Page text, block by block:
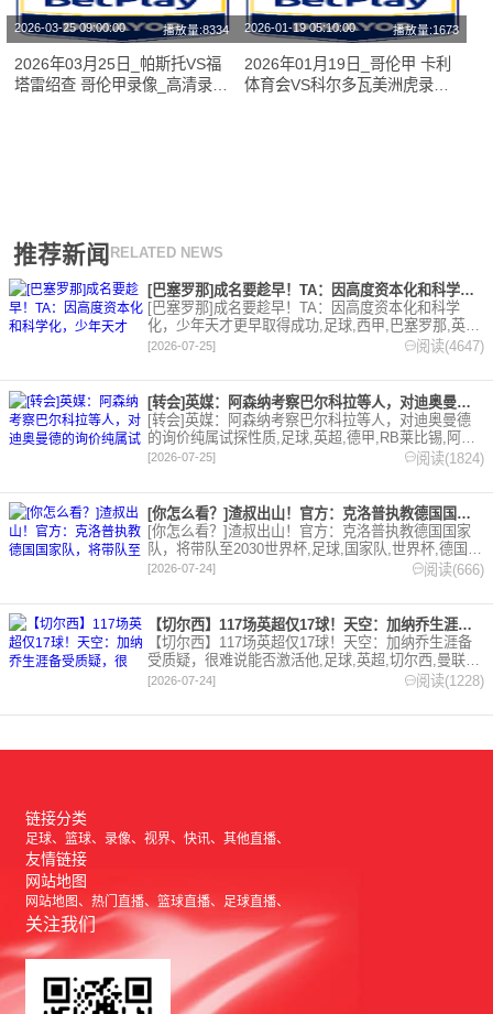
2026-03-25 09:00:00 播放量:8334
2026年03月25日_帕斯托VS福
塔雷绍查 哥伦甲录像_高清录像
2026-01-19 05:10:00 播放量:1673
2026年01月19日_哥伦甲 卡利
体育会VS科尔多瓦美洲虎录像_
推荐新闻 RELATED NEWS
[巴塞罗那]成名要趁早！TA：因高度资本化和科学化，少年天才
[巴塞罗那]成名要趁早！TA：因高度资本化和科学
化，少年天才更早取得成功,足球,西甲,巴塞罗那,英
超,意甲,德甲,法甲。欢迎收藏本站，24小时为你更新
[2026-07-25] 阅读(4647)
[转会]英媒：阿森纳考察巴尔科拉等人，对迪奥曼德的询价纯属试
[转会]英媒：阿森纳考察巴尔科拉等人，对迪奥曼德
的询价纯属试探性质,足球,英超,德甲,RB莱比锡,阿森
纳,转会,法甲,巴黎圣日耳曼。欢迎收藏本站，24小时
[2026-07-25] 阅读(1824)
[你怎么看？]渣叔出山！官方：克洛普执教德国国家队，将带队至
[你怎么看？]渣叔出山！官方：克洛普执教德国国家
队，将带队至2030世界杯,足球,国家队,世界杯,德国,
克洛普,利物浦。欢迎收藏本站，24小时为你更新最新
[2026-07-24] 阅读(666)
【切尔西】117场英超仅17球！天空：加纳乔生涯备受质疑，很
【切尔西】117场英超仅17球！天空：加纳乔生涯备
受质疑，很难说能否激活他,足球,英超,切尔西,曼联,
阿斯顿维拉。欢迎收藏本站，24小时为你更新最新的
[2026-07-24] 阅读(1228)
链接分类
足球 篮球 录像 视界 快讯 其他直播
友情链接
网站地图
网站地图 热门直播 篮球直播 足球直播
关注我们